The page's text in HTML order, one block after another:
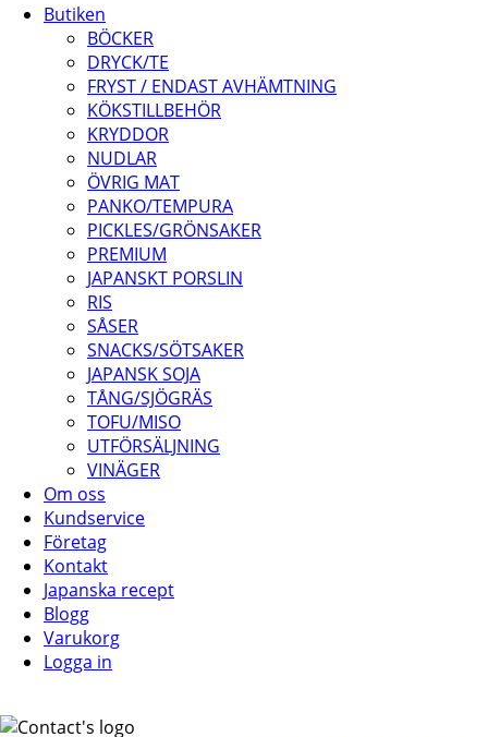
Butiken
BÖCKER
DRYCK/TE
FRYST / ENDAST AVHÄMTNING
KÖKSTILLBEHÖR
KRYDDOR
NUDLAR
ÖVRIG MAT
PANKO/TEMPURA
PICKLES/GRÖNSAKER
PREMIUM
JAPANSKT PORSLIN
RIS
SÅSER
SNACKS/SÖTSAKER
JAPANSK SOJA
TÅNG/SJÖGRÄS
TOFU/MISO
UTFÖRSÄLJNING
VINÄGER
Om oss
Kundservice
Företag
Kontakt
Japanska recept
Blogg
Varukorg
Logga in